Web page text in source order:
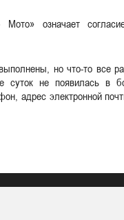
Мото» означает
но что-то все
суток не появилась в
адрес электронной